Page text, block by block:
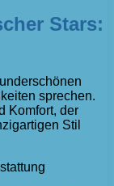
Stars:
sprechen.
Komfort, der
Stil